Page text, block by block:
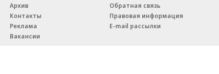
Архив
Контакты
Реклама
Вакансии
Обратная связь
Правовая информация
E-mail рассылки